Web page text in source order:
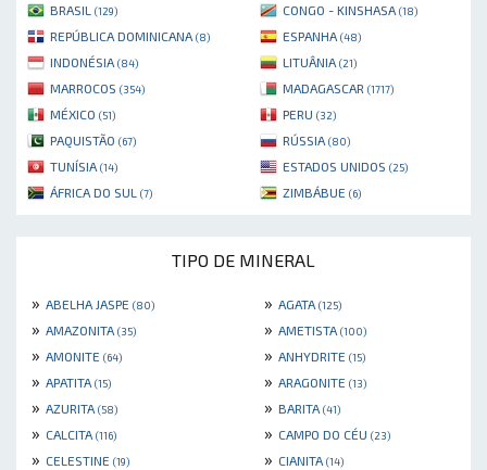
BRASIL (129) CONGO - KINSHASA (18)
REPÚBLICA DOMINICANA (8) ESPANHA (48)
INDONÉSIA (84) LITUÂNIA (21)
MARROCOS (354) MADAGASCAR (1717)
MÉXICO (51) PERU (32)
PAQUISTÃO (67) RÚSSIA (80)
TUNÍSIA (14) ESTADOS UNIDOS (25)
ÁFRICA DO SUL (7) ZIMBÁBUE (6)
TIPO DE MINERAL
» ABELHA JASPE (80) » AGATA (125)
» AMAZONITA (35) » AMETISTA (100)
» AMONITE (64) » ANHYDRITE (15)
» APATITA (15) » ARAGONITE (13)
» AZURITA (58) » BARITA (41)
» CALCITA (116) » CAMPO DO CÉU (23)
» CELESTINE (19) » CIANITA (14)